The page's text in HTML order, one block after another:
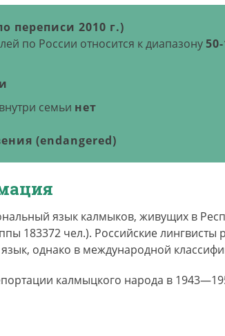
переписи 2010 г.)
по России относится к диапазону
семьи нет
(endangered)
язык калмыков, живущих в
183372 чел.). Российские
однако в международной
калмыцкого народа в
языка —